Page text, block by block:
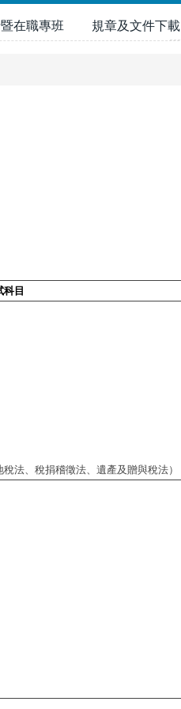
在職專班 規章及文件下載
科目
法、稅捐稽徵法、遺產及贈與稅法）